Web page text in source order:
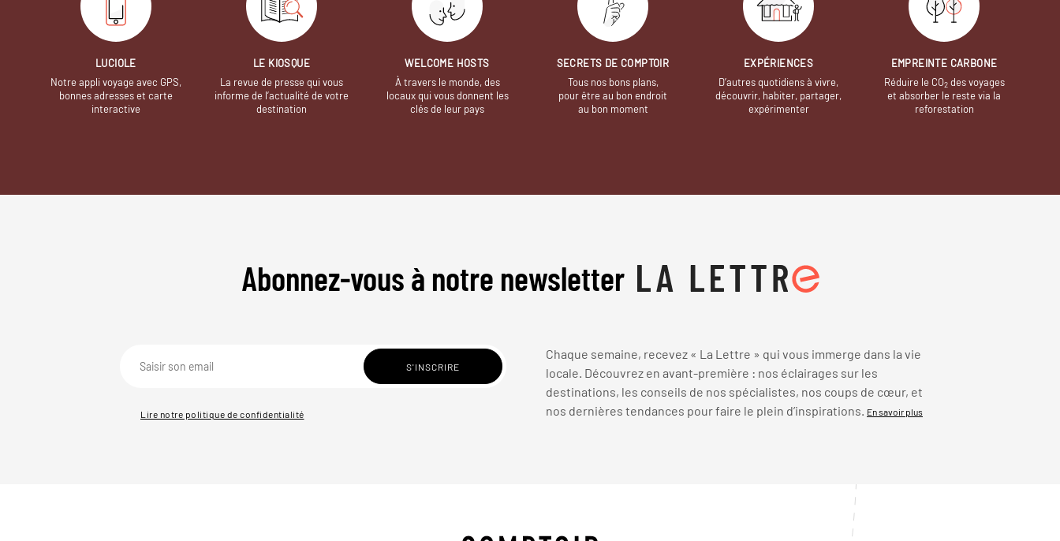
LUCIOLE
Notre appli voyage avec GPS,
bonnes adresses et carte
interactive
LE KIOSQUE
La revue de presse qui vous
informe de l’actualité de votre
destination
WELCOME HOSTS
À travers le monde, des
locaux qui vous donnent les
clés de leur pays
SECRETS DE COMPTOIR
Tous nos bons plans,
pour être au bon endroit
au bon moment
EXPÉRIENCES
D’autres quotidiens à vivre,
découvrir, habiter, partager,
expérimenter
EMPREINTE CARBONE
Réduire le CO2des voyages
et absorber le reste via la
reforestation
Abonnez-vous à notre newsletter
Lire notre politique de confidentialité
Chaque semaine, recevez « La Lettre » qui vous immerge dans la vie
locale. Découvrez en avant-première : nos éclairages sur les
destinations, les conseils de nos spécialistes, nos coups de cœur, et
nos dernières tendances pour faire le plein d’inspirations.
En savoir plus